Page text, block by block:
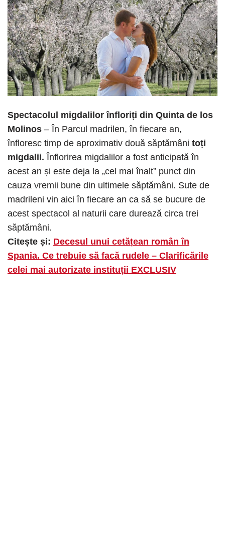
Spectacolul migdalilor înfloriți din Quinta de los
Molinos – În Parcul madrilen, în fiecare an,
înfloresc timp de aproximativ două săptămâni toți
migdalii. Înflorirea migdalilor a fost anticipată în
acest an și este deja la „cel mai înalt” punct din
cauza vremii bune din ultimele săptămâni. Sute de
madrileni vin aici în fiecare an ca să se bucure de
acest spectacol al naturii care durează circa trei
săptămâni.
Citește și: Decesul unui cetățean român în
Spania. Ce trebuie să facă rudele – Clarificările
celei mai autorizate instituții EXCLUSIV